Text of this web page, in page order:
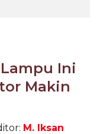
Ini
Makin
M. Iksan